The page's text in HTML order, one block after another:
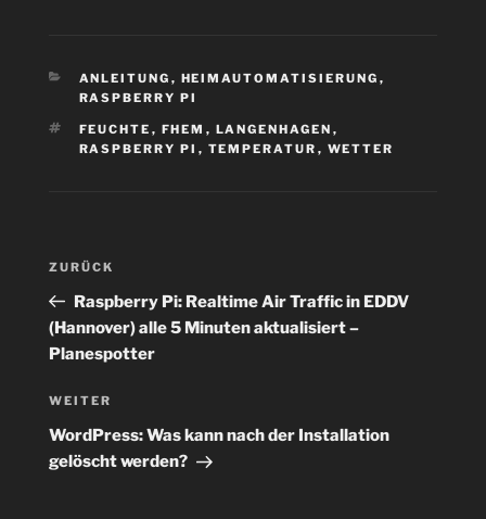
KATEGORIEN
ANLEITUNG , HEIMAUTOMATISIERUNG ,
RASPBERRY PI
SCHLAGWÖRTER
FEUCHTE , FHEM , LANGENHAGEN ,
RASPBERRY PI , TEMPERATUR , WETTER
Beitragsnavigation
Vorheriger
Beitrag
ZURÜCK
Raspberry Pi: Realtime Air Traffic in EDDV
(Hannover) alle 5 Minuten aktualisiert –
Planespotter
Nächster
Beitrag
WEITER
WordPress: Was kann nach der Installation
gelöscht werden?